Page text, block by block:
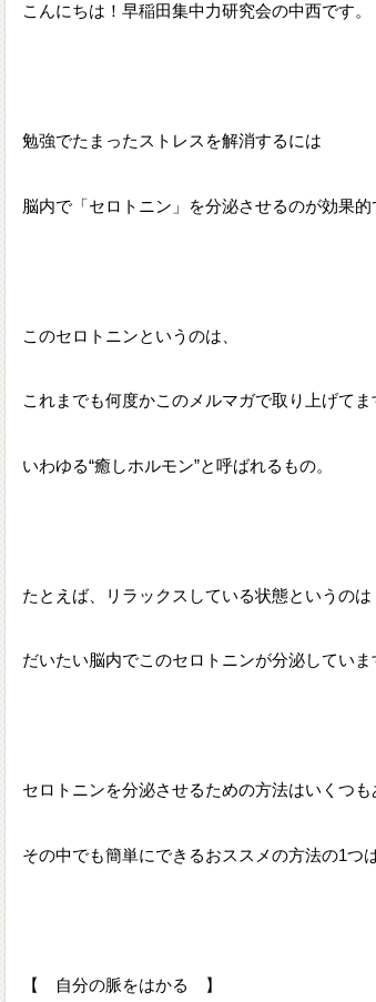
こんにちは！早稲田集中力研究会の中西です。
勉強でたまったストレスを解消するには
脳内で「セロトニン」を分泌させるのが効果的
このセロトニンというのは、
これまでも何度かこのメルマガで取り上げてま
いわゆる“癒しホルモン”と呼ばれるもの。
たとえば、リラックスしている状態というのは
だいたい脳内でこのセロトニンが分泌していま
セロトニンを分泌させるための方法はいくつも
その中でも簡単にできるおススメの方法の1つ
【 自分の脈をはかる 】